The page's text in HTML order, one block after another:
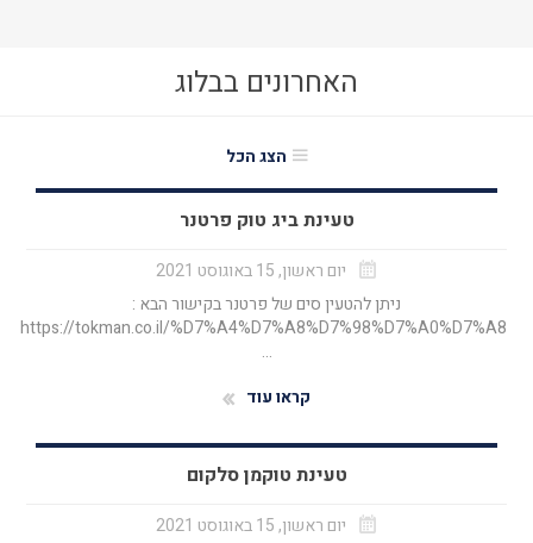
האחרונים בבלוג
טעינת ביג טוק פרטנר
יום ראשון, 15 באוגוסט 2021
ניתן להטעין סים של פרטנר בקישור הבא :
https://tokman.co.il/%D7%A4%D7%A8%D7%98%D7%A0%D7%A8
...
קראו עוד
טעינת טוקמן סלקום
יום ראשון, 15 באוגוסט 2021
הצג הכל